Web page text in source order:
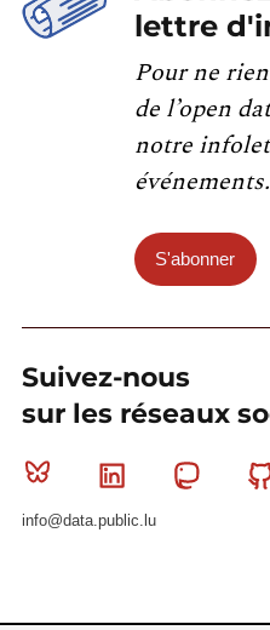
lettre
Pour ne
de l’open
notre
événements.
S'abonner
Suivez-nous
sur les réseaux
Bluesky Linkedin
info@data.public.lu